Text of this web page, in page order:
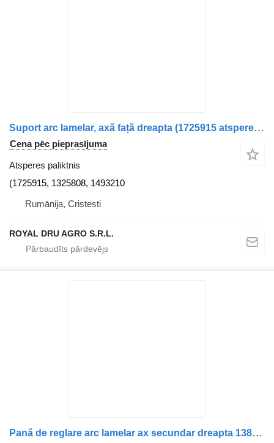
Suport arc lamelar, axă față dreapta (1725915 atsperes paliktnis paredzēts Scania 4-series 164 kravas automašīnas
Cena pēc pieprasījuma
Atsperes paliktnis
(1725915, 1325808, 1493210
Rumānija, Cristesti
ROYAL DRU AGRO S.R.L.
Pană de reglare arc lamelar ax secundar dreapta 1383644-11 atsperes paliktnis paredzēts Scania Scania kravas automašīnas